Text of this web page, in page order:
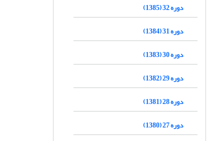
دوره 32 (1385)
دوره 31 (1384)
دوره 30 (1383)
دوره 29 (1382)
دوره 28 (1381)
دوره 27 (1380)